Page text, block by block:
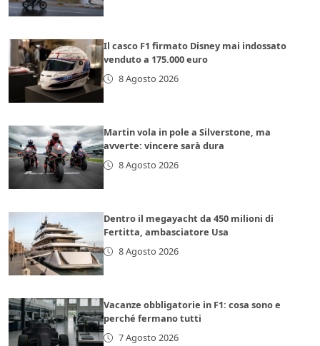
Il casco F1 firmato Disney mai indossato
venduto a 175.000 euro
8 Agosto 2026
Martin vola in pole a Silverstone, ma
avverte: vincere sarà dura
8 Agosto 2026
Dentro il megayacht da 450 milioni di
Fertitta, ambasciatore Usa
8 Agosto 2026
Vacanze obbligatorie in F1: cosa sono e
perché fermano tutti
7 Agosto 2026